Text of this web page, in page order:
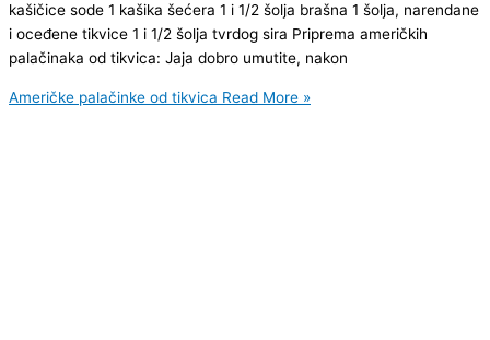
kašičice sode 1 kašika šećera 1 i 1/2 šolja brašna 1 šolja, narendane
i oceđene tikvice 1 i 1/2 šolja tvrdog sira Priprema američkih
palačinaka od tikvica: Jaja dobro umutite, nakon
Američke palačinke od tikvica Read More »